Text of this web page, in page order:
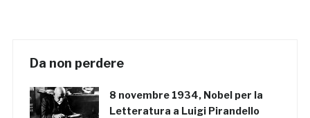
Da non perdere
8 novembre 1934, Nobel per la
Letteratura a Luigi Pirandello